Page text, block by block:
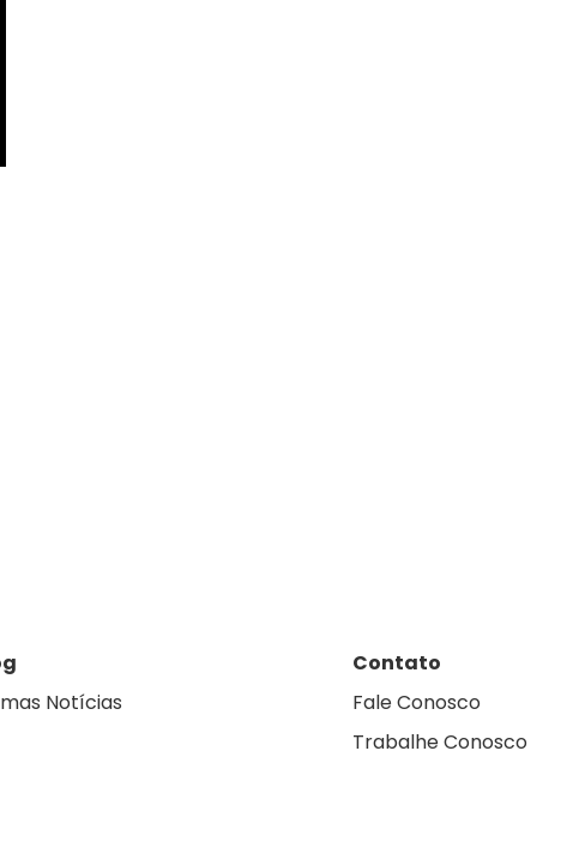
Notícias
Contato
Fale Conosco
Trabalhe Conosco